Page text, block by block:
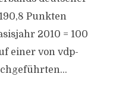
Punkten
2010 = 100
einer von vdp-